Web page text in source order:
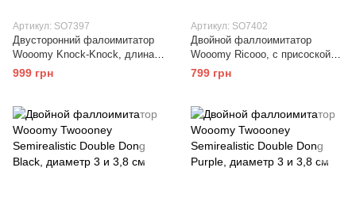
Артикул: SO7397
Двусторонний фалоимитатор
Wooomy Knock-Knock, длина
40 см, диаметр 4 см
999 грн
Артикул: SO7402
Двойной фаллоимитатор
Wooomy Ricooo, с присоской,
размер 19х4,3 см и 17х3,3 см
799 грн